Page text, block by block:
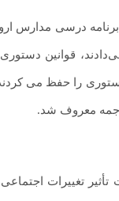
درسی مدارس
قوانین
را حفظ می
معروف شد.
تحت تأثیر تغییرات